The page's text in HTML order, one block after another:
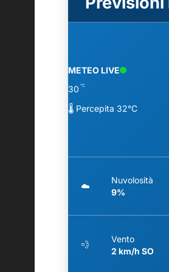
METEO LIVE
30 °C
🌡️ Percepita 32°C
☁️
Nuvolosità
9%
💨
Vento
2 km/h SO